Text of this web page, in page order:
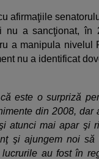
afirmaţiile
nu a sancţionat,
a manipula nivelul
nu a identificat
este o surpriză
din 2008, dar
atunci mai apar şi
şi ajungem noi să
lucrurile au fost în